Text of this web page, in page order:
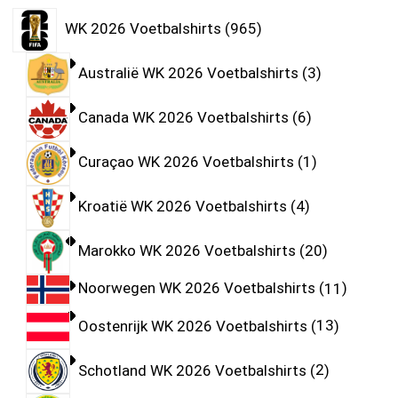
WK 2026 Voetbalshirts 965
Australië WK 2026 Voetbalshirts 3
Canada WK 2026 Voetbalshirts 6
Curaçao WK 2026 Voetbalshirts 1
Kroatië WK 2026 Voetbalshirts 4
Marokko WK 2026 Voetbalshirts 20
Noorwegen WK 2026 Voetbalshirts 11
Oostenrijk WK 2026 Voetbalshirts 13
Schotland WK 2026 Voetbalshirts 2